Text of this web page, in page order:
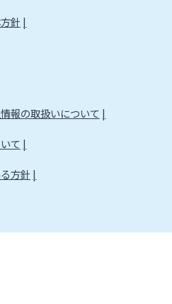
針
報の取扱いについて
て
方針